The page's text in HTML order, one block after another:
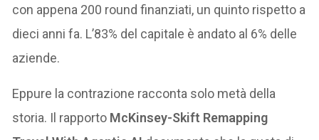
con appena 200 round finanziati, un quinto rispetto a
dieci anni fa. L’83% del capitale è andato al 6% delle
aziende.
Eppure la contrazione racconta solo metà della
storia. Il rapporto McKinsey-Skift Remapping